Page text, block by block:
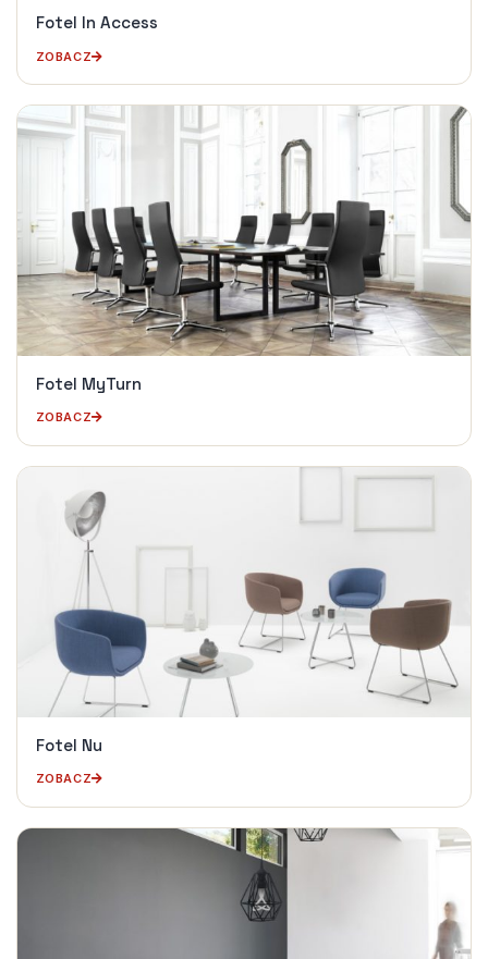
Fotel In Access
ZOBACZ
Fotel MyTurn
ZOBACZ
Fotel Nu
ZOBACZ